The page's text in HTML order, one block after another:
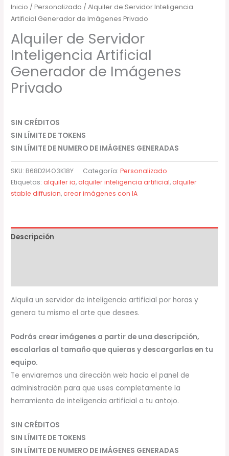
Inicio /Personalizado / Alquiler de Servidor Inteligencia
Artificial Generador de Imágenes Privado
Alquiler de Servidor
Inteligencia Artificial
Generador de Imágenes
Privado
SIN CRÉDITOS
SIN LÍMITE DE TOKENS
SIN LÍMITE DE NUMERO DE IMÁGENES GENERADAS
SKU: B68D2I4O3K18Y Categoría:Personalizado
Etiquetas:alquiler ia,alquiler inteligencia artificial,alquiler
stable diffusion,crear imágenes con IA
Descripción
Alquila un servidor de inteligencia artificial por horas y
genera tu mismo el arte que desees.
Podrás crear imágenes a partir de una descripción,
escalarlas al tamaño que quieras y descargarlas en tu
equipo.
Te enviaremos una dirección web hacia el panel de
administración para que uses completamente la
herramienta de inteligencia artificial a tu antojo.
SIN CRÉDITOS
SIN LÍMITE DE TOKENS
SIN LÍMITE DE NUMERO DE IMÁGENES GENERADAS